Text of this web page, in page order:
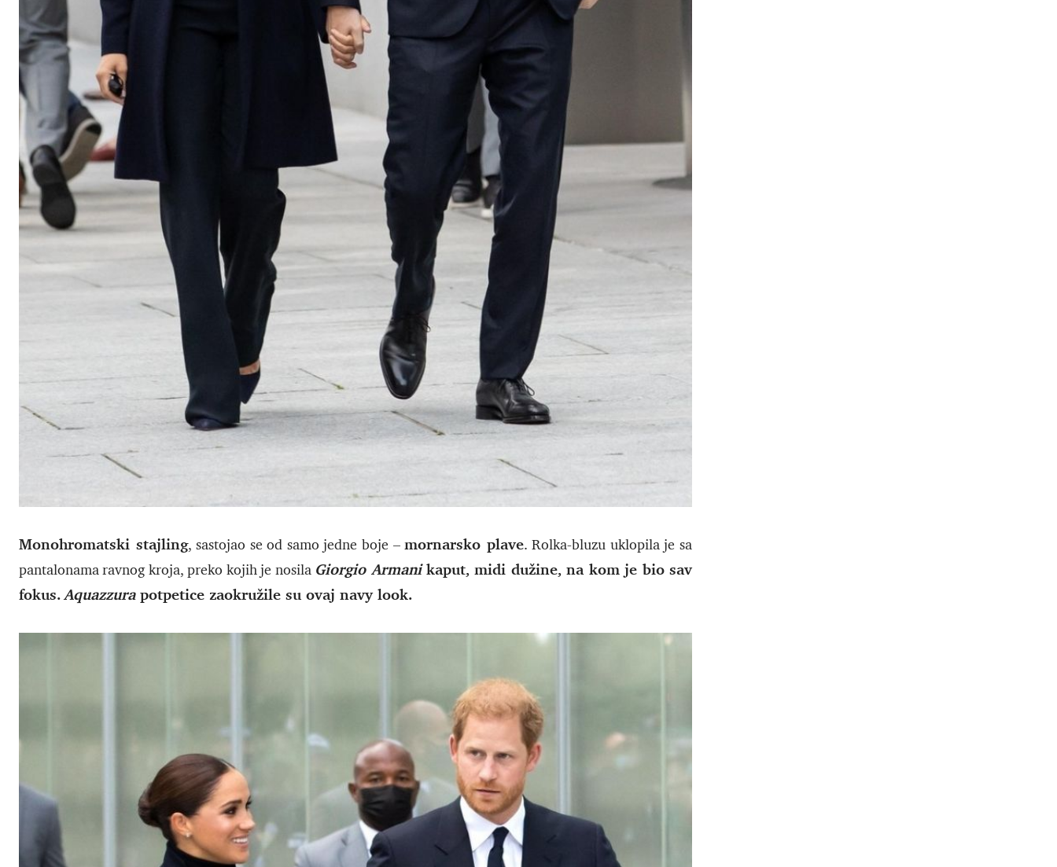
Monohromatski stajling, sastojao se od samo jedne boje –mornarsko plave. Rolka-bluzu uklopila je sa
pantalonama ravnog kroja, preko kojih je nosila Giorgio Armanikaput, midi dužine, na kom je bio sav
fokus. Aquazzurapotpetice zaokružile su ovaj navy look.